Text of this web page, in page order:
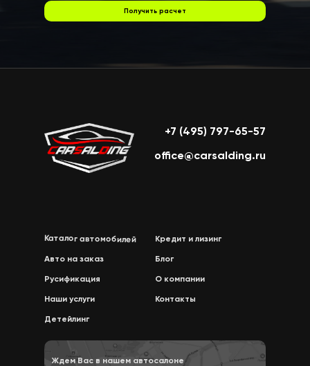
Получить расчет
Контакты
Кредит и лизинг
Блог
Наши услуги
office@carsalding.ru
Авто на заказ
Русификация
Детейлинг
О компании
+7 (495) 797-65-57
Каталог автомобилей
Ждем Вас в нашем автосалоне